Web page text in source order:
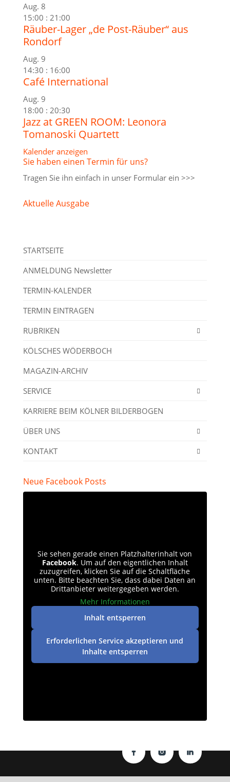
Aug. 8
15:00 : 21:00
Räuber-Lager „de Post-Räuber“ aus
Rondorf
Aug. 9
14:30 : 16:00
Café International
Aug. 9
18:00 : 20:30
Jazz at GREEN ROOM: Leonora
Tomanoski Quartett
Kalender anzeigen
Sie haben einen Termin für uns?
Tragen Sie ihn einfach in unser Formular ein >>>
Aktuelle Ausgabe
STARTSEITE
ANMELDUNG Newsletter
TERMIN-KALENDER
TERMIN EINTRAGEN
RUBRIKEN
KÖLSCHES WÖDERBOCH
MAGAZIN-ARCHIV
SERVICE
KARRIERE BEIM KÖLNER BILDERBOGEN
ÜBER UNS
KONTAKT
Neue Facebook Posts
Sie sehen gerade einen Platzhalterinhalt von
Facebook. Um auf den eigentlichen Inhalt
zuzugreifen, klicken Sie auf die Schaltfläche
unten. Bitte beachten Sie, dass dabei Daten an
Drittanbieter weitergegeben werden.
Mehr Informationen
Inhalt entsperren
Erforderlichen Service akzeptieren und
Inhalte entsperren
Datenschutz|Impressum| © perey-medien